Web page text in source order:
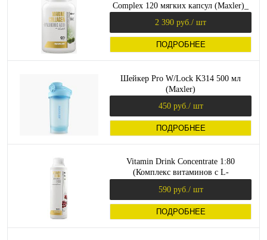
Complex 120 мягких капсул (Maxler)_
2 390 руб. / шт
ПОДРОБНЕЕ
Шейкер Pro W/Lock K314 500 мл
(Maxler)
450 руб. / шт
ПОДРОБНЕЕ
Vitamin Drink Concentrate 1:80
(Комплекс витаминов с L-
590 руб. / шт
ПОДРОБНЕЕ